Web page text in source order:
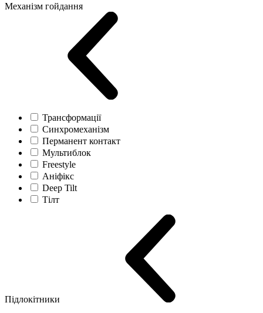
Механізм гойдання
Трансформації
Синхромеханізм
Перманент контакт
Мультиблок
Freestyle
Аніфікс
Deep Tilt
Тілт
Підлокітники